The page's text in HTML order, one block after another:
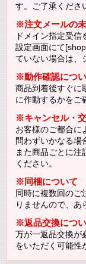
す。ご了承くださ
※注文メールの
ドメイン指定受
設定画面にて
ていない場合は、
※動作確認につ
商品到着後すぐに
に作動するかをご
※キャンセル・
お客様のご都合に
問わずいかなる場
また商品ごとに
ください。
※同梱について
同時に複数回のご
りませんので、あ
※返品交換につ
万が一返品交換が
をいただく可能性